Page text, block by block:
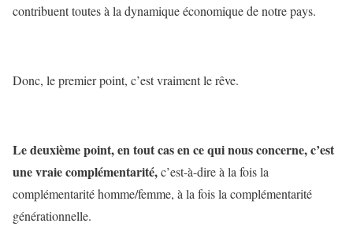
contribuent toutes à la dynamique économique de notre pays.
Donc, le premier point, c’est vraiment le rêve.
Le deuxième point, en tout cas en ce qui nous concerne, c’est
une vraie complémentarité,c’est-à-dire à la fois la
complémentarité homme/femme, à la fois la complémentarité
générationnelle.